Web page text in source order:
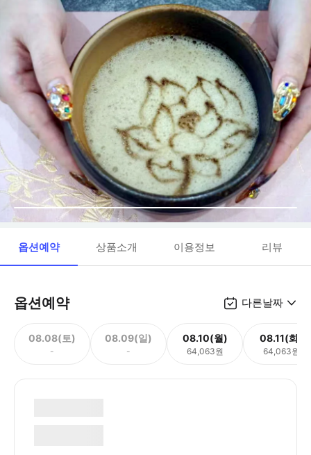
옵션예약 상품소개 이용정보 리뷰
옵션예약 다른날짜
08.08(토)
-
08.09(일)
-
08.10(월)
64,063원
08.11(화)
64,063원